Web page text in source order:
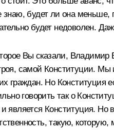
будет ли она меньше,
будет недоволен.
Вы сказали,
самой Конституции.
граждан. Но
говорить так о
является Конституция.
такую,